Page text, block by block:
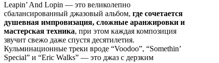
Leapin’ And Lopin — это великолепно
сбалансированный джазовый альбом, где сочетается
душевная импровизация, сложные аранжировки и
мастерская техника, при этом каждая композиция
звучит свежо даже спустя десятилетия.
Кульминационные треки вроде “Voodoo”, “Somethin’
Special” и “Eric Walks” — это джаз с дерзким